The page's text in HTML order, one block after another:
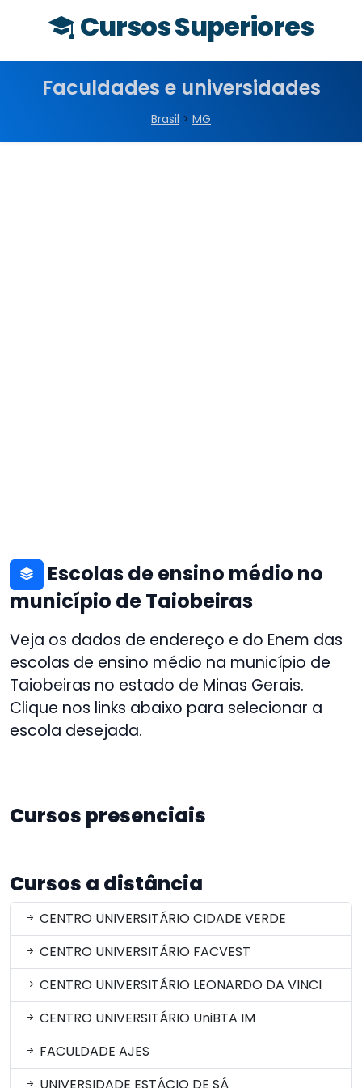
Cursos Superiores
Faculdades e universidades
Brasil > MG
Escolas de ensino médio no
município de Taiobeiras
Veja os dados de endereço e do Enem das
escolas de ensino médio na município de
Taiobeiras no estado de Minas Gerais.
Clique nos links abaixo para selecionar a
escola desejada.
Cursos presenciais
Cursos a distância
CENTRO UNIVERSITÁRIO CIDADE VERDE
CENTRO UNIVERSITÁRIO FACVEST
CENTRO UNIVERSITÁRIO LEONARDO DA VINCI
CENTRO UNIVERSITÁRIO UniBTA IM
FACULDADE AJES